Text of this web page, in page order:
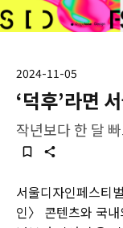
2024-11-05
‘덕후’라면
작년보다 한 달
서울디자인페스티
인〉 콘텐츠와 국